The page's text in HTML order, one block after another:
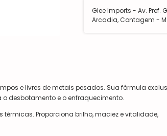
Glee Imports - Av. Pref.
Arcadia, Contagem -
e livres de metais pesados. Sua fórmula
desbotamento e o enfraquecimento.
Proporciona brilho, maciez e vitalidade,